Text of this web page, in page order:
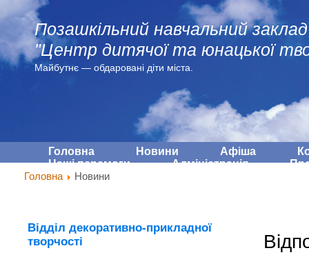
Позашкільний навчальний заклад
"Центр дитячої та юнацької
Майбутнє — обдарованi діти міста.
Головна Новини Афіша
Наші перемоги
Адмiнiстрацiя
Головна
Новини
Відділ декоративно-прикладної
творчості